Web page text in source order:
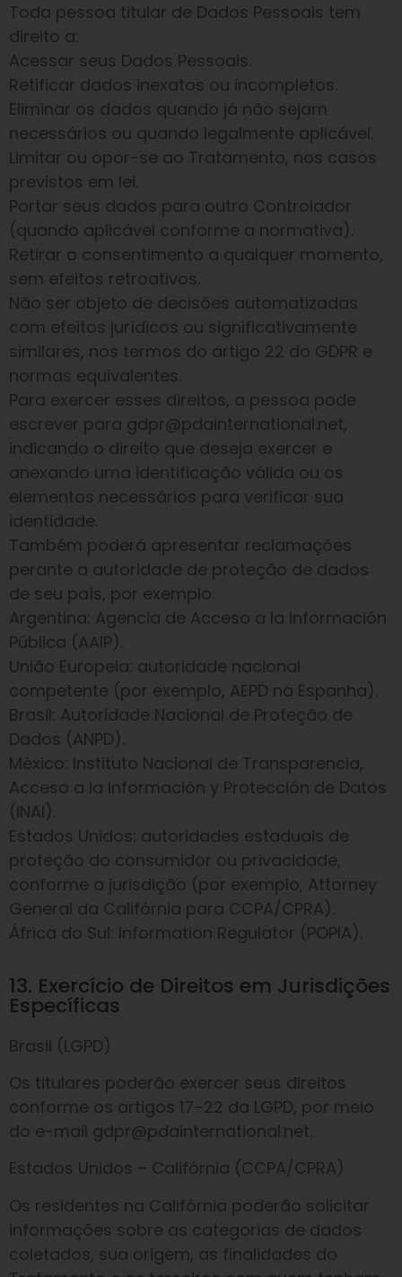
Toda pessoa titular de Dados Pessoais tem
direito a:
Acessar seus Dados Pessoais.
Retificar dados inexatos ou incompletos.
Eliminar os dados quando já não sejam
necessários ou quando legalmente aplicável.
Limitar ou opor-se ao Tratamento, nos casos
previstos em lei.
Portar seus dados para outro Controlador
(quando aplicável conforme a normativa).
Retirar o consentimento a qualquer momento,
sem efeitos retroativos.
Não ser objeto de decisões automatizadas
com efeitos jurídicos ou significativamente
similares, nos termos do artigo 22 do GDPR e
normas equivalentes.
Para exercer esses direitos, a pessoa pode
escrever para gdpr@pdainternational.net,
indicando o direito que deseja exercer e
anexando uma identificação válida ou os
elementos necessários para verificar sua
identidade.
Também poderá apresentar reclamações
perante a autoridade de proteção de dados
de seu país, por exemplo:
Argentina: Agencia de Acceso a la Información
Pública (AAIP).
União Europeia: autoridade nacional
competente (por exemplo, AEPD na Espanha).
Brasil: Autoridade Nacional de Proteção de
Dados (ANPD).
México: Instituto Nacional de Transparencia,
Acceso a la Información y Protección de Datos
(INAI).
Estados Unidos: autoridades estaduais de
proteção do consumidor ou privacidade,
conforme a jurisdição (por exemplo, Attorney
General da Califórnia para CCPA/CPRA).
África do Sul: Information Regulator (POPIA).
13. Exercício de Direitos em Jurisdições
Específicas
Brasil (LGPD)
Os titulares poderão exercer seus direitos
conforme os artigos 17–22 da LGPD, por meio
do e-mail gdpr@pdainternational.net.
Estados Unidos – Califórnia (CCPA/CPRA)
Os residentes na Califórnia poderão solicitar
informações sobre as categorias de dados
coletados, sua origem, as finalidades do